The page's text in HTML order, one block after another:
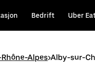
Bedrift Uber
Alpes>Alby-sur-